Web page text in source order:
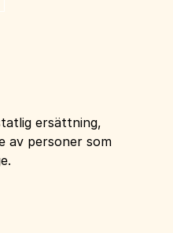
ersättning,
av personer som